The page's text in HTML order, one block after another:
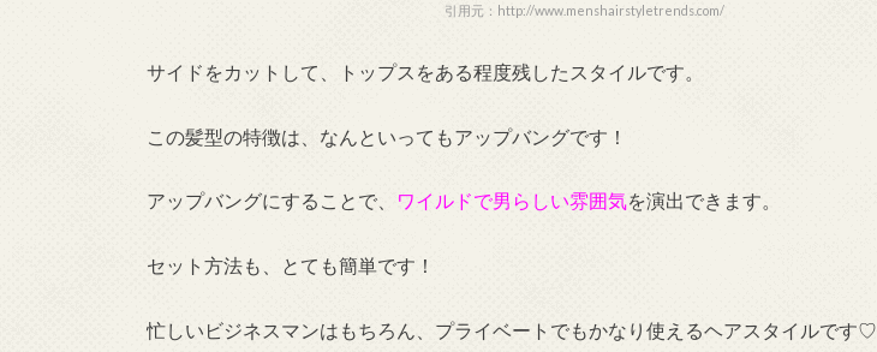
引用元：http://www.menshairstyletrends.com/
サイドをカットして、トップスをある程度残したスタイルです。
この髪型の特徴は、なんといってもアップバングです！
アップバングにすることで、 ワイルドで男らしい雰囲気を演出できます。
セット方法も、とても簡単です！
忙しいビジネスマンはもちろん、プライベートでもかなり使えるヘアスタイルです♡